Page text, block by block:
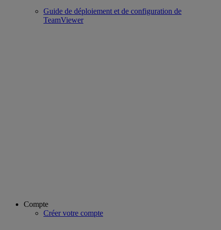
Guide de déploiement et de configuration de
TeamViewer
Compte
Créer votre compte